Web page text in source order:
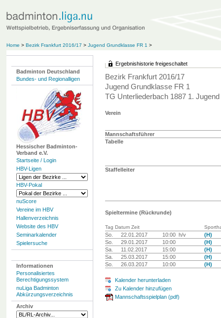
Home > Bezirk Frankfurt 2016/17 > Jugend Grundklasse FR 1 >
Badminton Deutschland
Bundes- und Regionalligen
Hessischer Badminton-
Verband e.V.
Startseite / Login
HBV-Ligen
HBV-Pokal
nuScore
Vereine im HBV
Hallenverzeichnis
Website des HBV
Seminarkalender
Spielersuche
Informationen
Personalisiertes
Berechtigungssystem
nuLiga Badminton
Abkürzungsverzeichnis
Archiv
Ergebnishistorie freigeschaltet
Bezirk Frankfurt 2016/17
Jugend Grundklasse FR 1
TG Unterliederbach 1887 1.
Verein
Mannschaftsführer
Tabelle
Staffelleiter
Spieltermine (Rückrunde)
Tag Datum Zeit
So. 22.01.2017 10:00 h/v
(H)
So.
29.01.2017 10:00
(H)
Sa.
11.02.2017 15:00
(H)
Sa.
25.03.2017 15:00
(H)
So.
26.03.2017 10:00 (H)
Kalender herunterladen
Zu Kalender hinzufügen
Mannschaftsspielplan (pdf)